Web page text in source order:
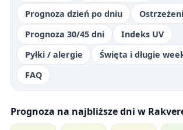
Prognoza dzień po dniu
Prognoza 30/45 dni
Indeks UV
Pyłki / alergie
Święta i długie
FAQ
Prognoza na najbliższe dni w